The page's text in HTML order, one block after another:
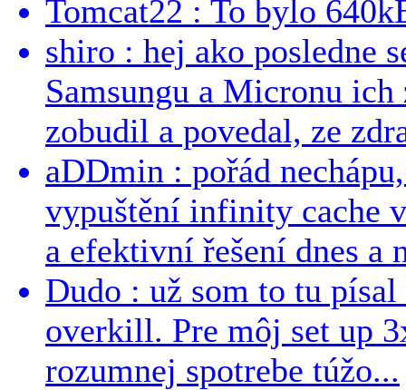
Tomcat22 : To bylo
shiro : hej ako posledne
Samsungu a Micronu
zobudil a povedal, ze
aDDmin : pořád
vypuštění infinity cache
a efektivní řešení dnes a
Dudo : už som to tu
overkill. Pre môj set up
rozumnej spotrebe túžo...